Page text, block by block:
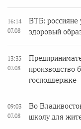
16:14
07.08
ВТБ: россияне
здоровый
13:35
07.08
производство
господдержке
09:03
07.08
Во
школу для